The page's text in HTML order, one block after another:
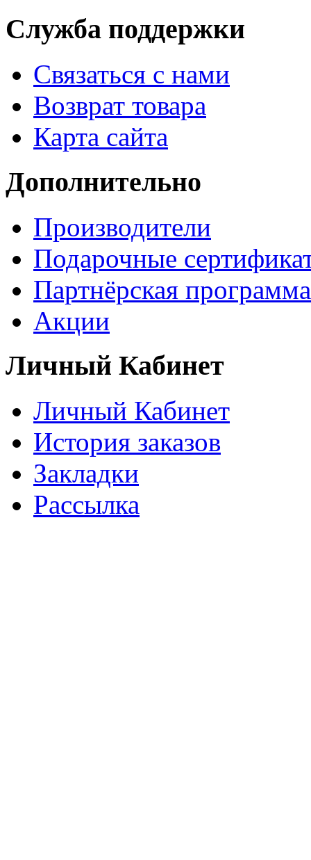
Служба поддержки
Связаться с нами
Возврат товара
Карта сайта
Дополнительно
Производители
Подарочные
Партнёрская программа
Акции
Личный Кабинет
Личный Кабинет
История заказов
Закладки
Рассылка